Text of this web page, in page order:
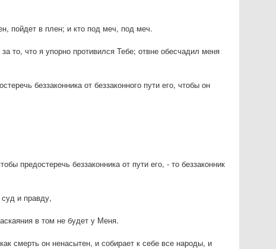
пойдет в плен; и кто под меч, под меч.
то, что я упорно противился Тебе; отвне обесчадил меня
беззаконника от беззаконного пути его, чтобы он
предостеречь беззаконника от пути его, - то беззаконник
и правду,
в том не будет у Меня.
смерть он ненасытен, и собирает к себе все народы, и